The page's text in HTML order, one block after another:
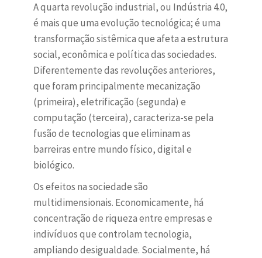
A quarta revolução industrial, ou Indústria 4.0,
é mais que uma evolução tecnológica; é uma
transformação sistêmica que afeta a estrutura
social, econômica e política das sociedades.
Diferentemente das revoluções anteriores,
que foram principalmente mecanização
(primeira), eletrificação (segunda) e
computação (terceira), caracteriza-se pela
fusão de tecnologias que eliminam as
barreiras entre mundo físico, digital e
biológico.
Os efeitos na sociedade são
multidimensionais. Economicamente, há
concentração de riqueza entre empresas e
indivíduos que controlam tecnologia,
ampliando desigualdade. Socialmente, há